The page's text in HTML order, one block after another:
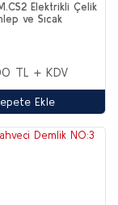
Elektrikli Çelik
ve Sıcak
Silver 9 LT
TL + KDV
Ekle